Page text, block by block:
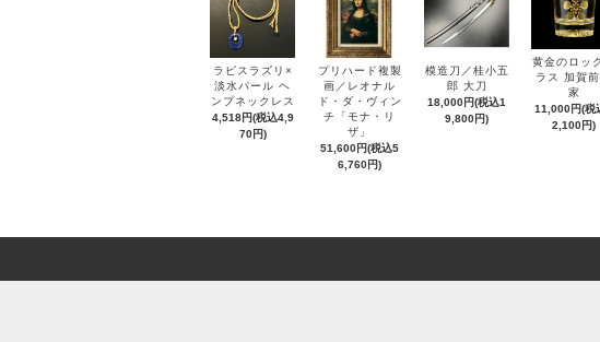
ラピスラズリ×
淡水パール ヘ
ンプネックレス
4,518円(税込4,9
70円)
プリハード複製
画／レオナル
ド・ダ・ヴィン
チ「モナ・リ
ザ」
51,600円(税込5
6,760円)
模造刀／桂小五
郎 大刀
18,000円(税込1
9,800円)
黄金のロッ
ラス 加賀前
家
11,000円(税
2,100円)